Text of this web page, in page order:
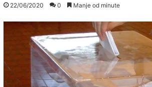
22/06/2020 0 Manje od minute